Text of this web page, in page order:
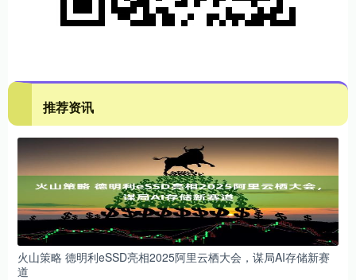
推荐资讯
火山策略 德明利eSSD亮相2025阿里云栖大会，谋局AI存储新赛
道